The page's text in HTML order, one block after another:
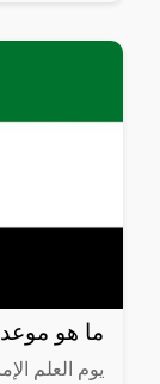
ما هو موعد
يوم العلم